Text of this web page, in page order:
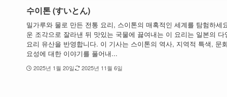
수이톤 (すいとん)
밀가루와 물로 만든 전통 요리, 스이톤의 매혹적인 세계를 탐험하세
운 조각으로 잘라낸 뒤 맛있는 국물에 끓여내는 이 요리는 일본의 다
요리 유산을 반영합니다. 이 기사는 스이톤의 역사, 지역적 특색, 문
요성에 대한 이야기를 풀어내...
2025년 1월 20일 2025년 11월 6일